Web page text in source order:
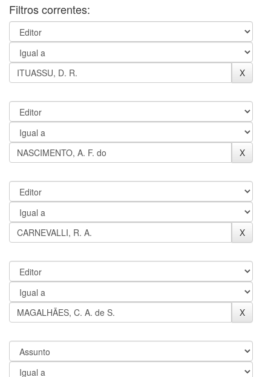
Filtros correntes: